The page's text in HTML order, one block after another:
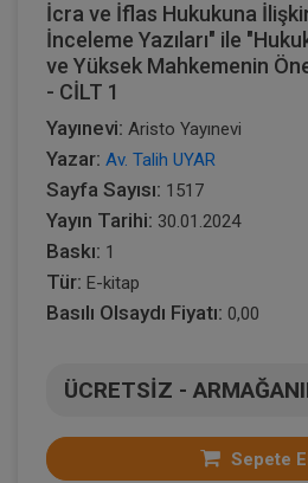
İcra ve İflas Hukukuna
İnceleme Yazıları" ile
ve Yüksek Mahkemenin
- CİLT 1
Yayınevi: Aristo Yayınevi
Yazar: Av. Talih UYAR
Sayfa Sayısı: 1517
Yayın Tarihi: 30.01.2024
Baskı: 1
Tür: E-kitap
Basılı Olsaydı Fiyatı: 0,00
ÜCRETSİZ -
Sepete